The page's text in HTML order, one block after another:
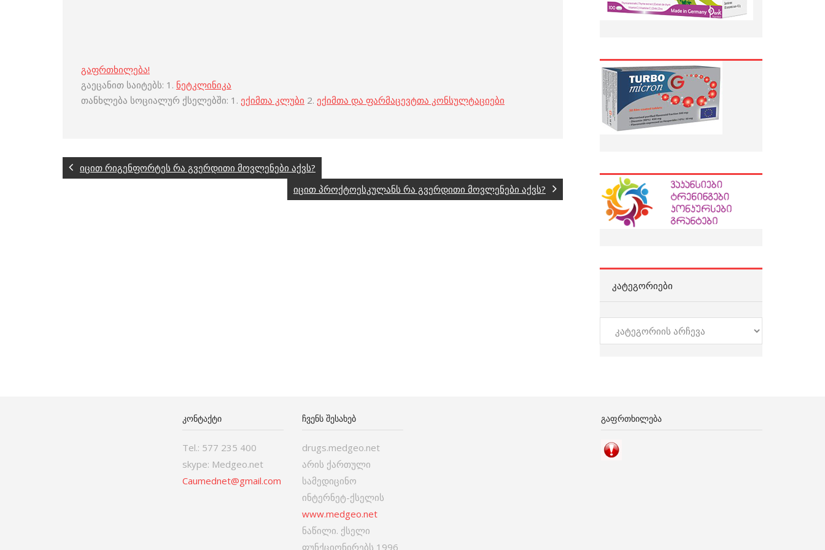
გაფრთხილება!
გაეცანით საიტებს: 1. ნეტკლინიკა
თანხლება სოციალურ ქსელებში: 1. ექიმთა კლუბი 2. ექიმთა და ფარმაცევტთა კონსულტაციები
იცით რიგენფორტეს რა გვერდითი მოვლენები აქვს?
იცით პროქტოესკულანს რა გვერდითი მოვლენები აქვს?
ᲙᲐᲢᲔᲒᲝᲠᲘᲔᲑᲘ
კატეგორიები
ᲙᲝᲜᲢᲐᲥᲢᲘ
Tel.: 577 235 400
skype: Medgeo.net
Caumednet@gmail.com
ᲩᲕᲔᲜᲡ ᲨᲔᲡᲐᲮᲔᲑ
drugs.medgeo.net
არის ქართული
სამედიცინო
ინტერნეტ-ქსელის
www.medgeo.net
ნაწილი. ქსელი
ფუნქციონირებს 1996
ᲒᲐᲤᲠᲗᲮᲘᲚᲔᲑᲐ